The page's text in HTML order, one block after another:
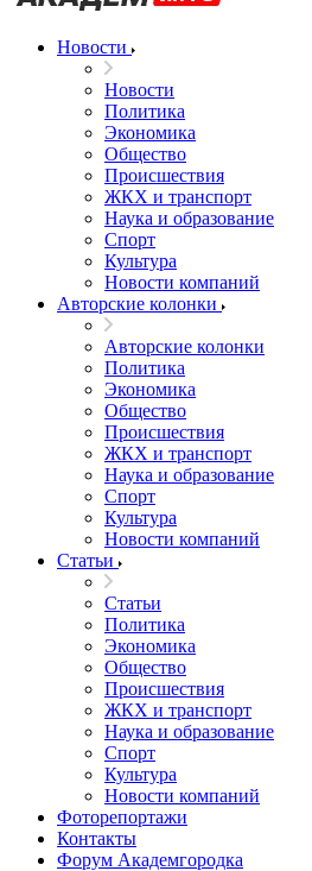
Новости
Новости
Политика
Экономика
Общество
Происшествия
ЖКХ и транспорт
Наука и образование
Спорт
Культура
Новости компаний
Авторские колонки
Авторские колонки
Политика
Экономика
Общество
Происшествия
ЖКХ и транспорт
Наука и образование
Спорт
Культура
Новости компаний
Статьи
Статьи
Политика
Экономика
Общество
Происшествия
ЖКХ и транспорт
Наука и образование
Спорт
Культура
Новости компаний
Фоторепортажи
Контакты
Форум Академгородка